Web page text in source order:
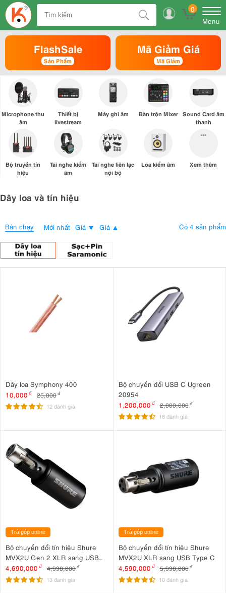
0
Menu
FlashSale
Sản Phẩm
Mã Giảm Giá
Mã Giảm
Microphone thu
âm
Thiết bị
livestream
Máy ghi âm Bàn trộn Mixer
Sound Card âm
thanh
Bộ truyền tín
hiệu
Tai nghe kiểm
âm
Tai nghe liên lạc
nội bộ
Loa kiểm âm Xem thêm
Dây loa và tín hiệu
Bán chạy Mới nhất Giá Giá Có 4 sản phẩm
Dây loa Symphony 400
10,000 đ 25,000đ
12 đánh giá
Bộ chuyển đổi USB C Ugreen
20954
1,200,000 đ 2,000,000 đ
16 đánh giá
Trả góp online
Bộ chuyển đổi tín hiệu Shure
MVX2U Gen 2 XLR sang USB
Type C
4,690,000 đ 4,990,000đ
13 đánh giá
Trả góp online
Bộ chuyển đổi tín hiệu Shure
MVX2U XLR sang USB Type C
4,590,000 đ 5,990,000 đ
10 đánh giá